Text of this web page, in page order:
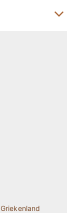
Griekenland